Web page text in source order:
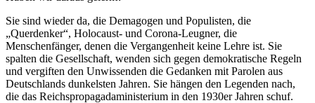
Sie sind wieder da, die Demagogen und Populisten, die
Querdenker , Holocaust- und Corona-Leugner, die
Menschenfänger, denen die Vergangenheit keine Lehre ist. Sie
spalten die Gesellschaft, wenden sich gegen demokratische Regeln
und vergiften den Unwissenden die Gedanken mit Parolen aus
Deutschlands dunkelsten Jahren. Sie hängen den Legenden nach,
die das Reichspropagadaministerium in den 1930er Jahren schuf.